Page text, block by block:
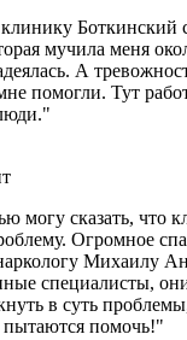
Боткинский
мучила меня
А
помогли. Тут
могу сказать, что
Огромное
Михаилу
специалисты,
в суть
пытаются помочь!"